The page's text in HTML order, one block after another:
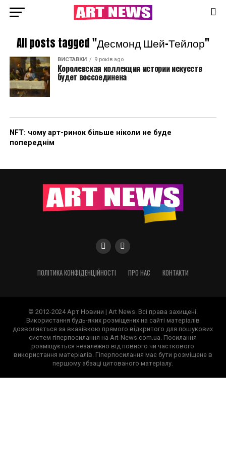
All posts tagged "Десмонд Шей-Тейлор"
ВИСТАВКИ 9 років ago
Королевская коллекция истории искусств
будет воссоединена
NFT: чому арт-ринок більше ніколи не буде
попереднім
ПОЛІТИКА КОНФІДЕНЦІЙНОСТІ ПРО НАС КОНТАКТИ
© 2012-2024 Арт Новини | Art News. Всі права захищені.
Використання будь-яких розміщених на сайті матеріалів
дозволяється за вказівкою прямого відкритого для пошукових
систем гіперпосилання на Art-News.com.ua. Посилання
розміщується незалежно від повного чи часткового
використання матеріалів. Гіперпосилання має бути розміщене в
першому абзаці цитованого матеріалу.